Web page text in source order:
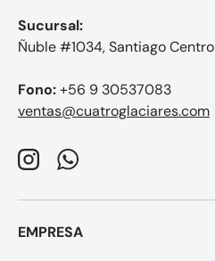
Sucursal:
Ñuble #1034, Santiago Centro
Fono:+56 9 30537083
ventas@cuatroglaciares.com
InstagramWhatsApp
EMPRESA